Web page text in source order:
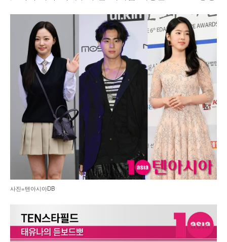
사진=텐아시아DB